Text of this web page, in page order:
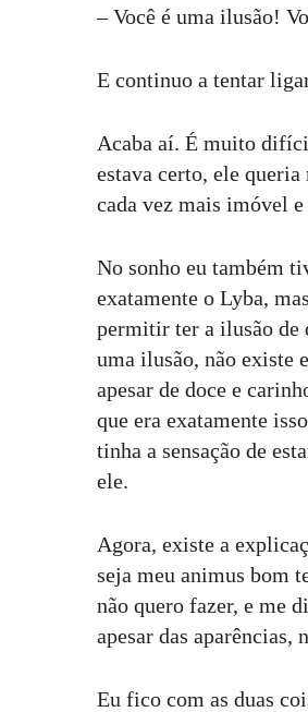
– Você é uma ilusão!
E continuo a tentar
Acaba aí. É muito
estava certo, ele
cada vez mais imóvel
No sonho eu também
exatamente o Lyba,
permitir ter a ilusão de
uma ilusão, não existe
apesar de doce e
que era exatamente
tinha a sensação de
ele.
Agora, existe a
seja meu animus bom
não quero fazer, e me
apesar das aparências,
Eu fico com as duas